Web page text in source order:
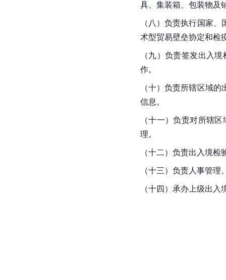
具、集装箱、包装物及
（八）负责执行国家
术型贸易壁垒协定和检
（九）负责签发出入
作。
（十）负责所辖区域
信息。
（十一）负责对所辖
理。
（十二）负责出入境
（十三）负责人事管理
（十四）承办上级出